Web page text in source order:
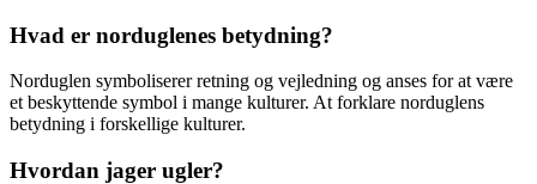
Hvad er norduglenes betydning?
Norduglen symboliserer retning og vejledning og anses for at være
et beskyttende symbol i mange kulturer. At forklare norduglens
betydning i forskellige kulturer.
Hvordan jager ugler?